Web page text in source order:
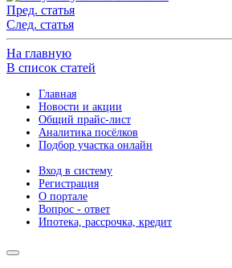
Пред. статья
След. статья
На главную
В список статей
Главная
Новости и акции
Общий прайс-лист
Аналитика посёлков
Подбор участка онлайн
Вход в систему
Регистрация
О портале
Вопрос - ответ
Ипотека, рассрочка, кредит